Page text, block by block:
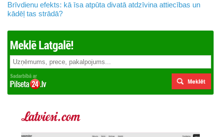
Brīvdienu efekts: kā īsa atpūta divatā atdzīvina attiecības un
kādēļ tas strādā?